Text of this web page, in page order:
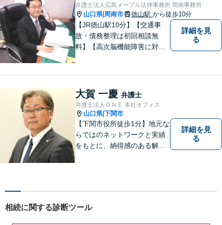
弁護士法人広島メープル法律事務所 周南事務所
山口県| 周南市 徳山駅 から徒歩10分
【JR徳山駅10分】【交通事
故・債務整理は初回相談無
料】【高次脳機能障害に対応
トナー」として、お客さまに
寄り添いますので、お気軽に
ご相談ください。
詳細を見
る
大賀 一慶 弁護士
弁護士法人ＯＮＥ 本社オフィス
山口県|下関市
【下関市役所徒歩1分】地元な
らではのネットワークと実績
をもとに、納得感のある解決
詳細を見
る
相続に関する診断ツール